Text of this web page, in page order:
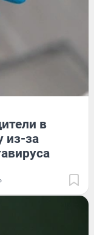
в
из-за